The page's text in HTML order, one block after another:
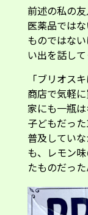
前述の私の
医薬品では
ものではな
い出を話して
「ブリオス
商店で気軽
家にも一瓶
子どもだっ
普及してい
も、レモン
たものだった